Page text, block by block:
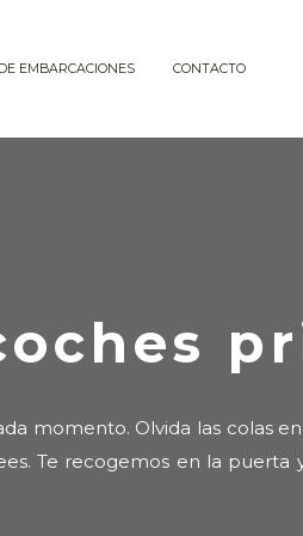
EMBARCACIONES CONTACTO
momento. Olvida las colas
Te recogemos en la puerta